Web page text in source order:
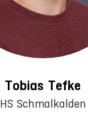
Tobias Tefke
HS Schmalkalden